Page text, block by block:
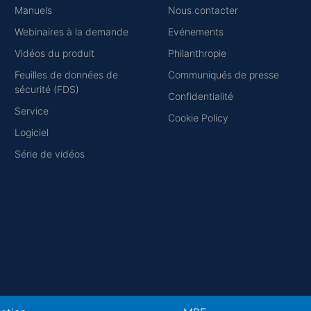
Manuels
Webinaires à la demande
Vidéos du produit
Feuilles de données de
sécurité (FDS)
Service
Logiciel
Série de vidéos
Nous contacter
Evénements
Philanthropie
Communiqués de presse
Confidentialité
Cookie Policy